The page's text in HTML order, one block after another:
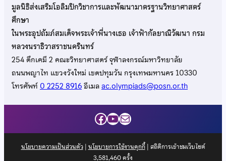
มูลนิธิส่งเสริมโอลิมปิกวิชาการและพัฒนามาตรฐานวิทยาศาสตร์
ศึกษา
ในพระอุปถัมภ์สมเด็จพระเจ้าพี่นางเธอ เจ้าฟ้ากัลยาณิวัฒนา กรม
หลวงนราธิวาสราชนครินทร์
254 ตึกเคมี 2 คณะวิทยาศาสตร์ จุฬาลงกรณ์มหาวิทยาลัย
ถนนพญาไท แขวงวังใหม่ เขตปทุมวัน กรุงเทพมหานคร 10330
โทรศัพท์0 2252 8916อีเมลac.olympiads@posn.or.th
Facebook
YouTube
Mail
นโยบายความเป็นส่วนตัว| นโยบายการใช้งานคุกกี้| สถิติการเข้าชมเว็บไซต์
3,581,460ครั้ง